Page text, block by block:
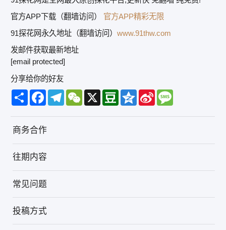
官方APP下载（翻墙访问）
官方APP精彩无限
91探花网永久地址（翻墙访问） www.91thw.com
发邮件获取最新地址
[email protected]
分享给你的好友
Share FacebookTelegramWeChat
X DoubanQzoneSina
Weibo
Message
商务合作
往期内容
常见问题
投稿方式